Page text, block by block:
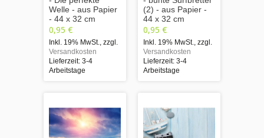
Welle - aus Papier
- 44 x 32 cm
0,95 €
Inkl. 19% MwSt. zzgl.
Versandkosten
Lieferzeit: 3-4
Arbeitstage
(2) - aus Papier -
44 x 32 cm
0,95 €
Inkl. 19% MwSt. zzgl.
Versandkosten
Lieferzeit: 3-4
Arbeitstage